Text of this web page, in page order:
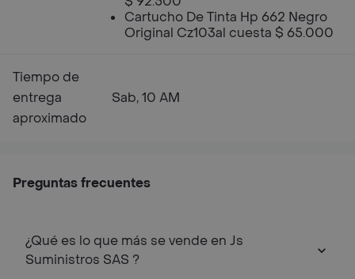
Cartucho De Tinta Hp 662 Negro
Original Cz103al cuesta $ 65.000
Tiempo de
entrega
aproximado
Sab, 10 AM
Preguntas frecuentes
¿Qué es lo que más se vende en Js
Suministros SAS ?